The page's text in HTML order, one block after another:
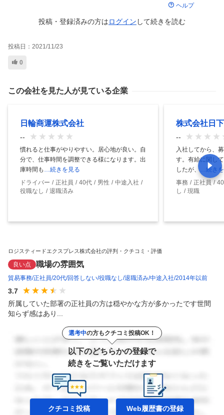
ヘルプ
投稿・登録済みの方はログイン して続きを読む
投稿日： 2021/11/23
0
この会社を見た人が見ている企業
日輪商運株式会社
--
慣れると仕事がやりやすい。居心地が良い。自
分で、仕事時間を調整できる様になります。出
庫時間も …続きを見る
ドライバー
正社員 40代 男性
中途入社
役職なし
退職済み
株式会社日
--
入社してから、
す。有給に関し
したが、 …続き
事務
正社員
し
現職
ロジスティードエクスプレス株式会社の評判・クチコミ・評価
良い点 職場の雰囲気
貿易事務 正社員 20代 回答しない 役職なし 退職済み 中途入社 2014年以前
3.7
所属していた部署の正社員の方は穏やかな方が多かったです世間
知らず感はあり...
選考中の方もクチコミ投稿OK！
以下のどちらかの登録で
続きをご覧いただけます
クチコミ投稿 Web履歴書の登録